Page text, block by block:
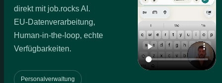
direkt mit job.rocks AI.
EU-Datenverarbeitung,
Human-in-the-loop, echte
Verfügbarkeiten.
Personalverwaltung